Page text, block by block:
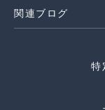
関連ブログ
特